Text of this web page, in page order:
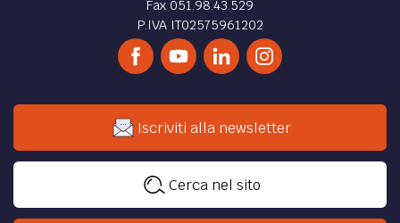
Fax 051.98.43.529
P.IVA IT02575961202
Iscriviti alla newsletter
Cerca nel sito